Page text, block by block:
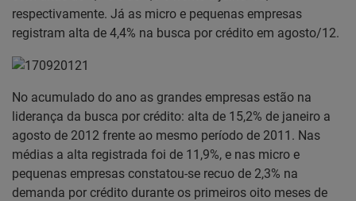
respectivamente. Já as micro e pequenas empresas
registram alta de 4,4% na busca por crédito em agosto/12.
No acumulado do ano as grandes empresas estão na
liderança da busca por crédito: alta de 15,2% de janeiro a
agosto de 2012 frente ao mesmo período de 2011. Nas
médias a alta registrada foi de 11,9%, e nas micro e
pequenas empresas constatou-se recuo de 2,3% na
demanda por crédito durante os primeiros oito meses de